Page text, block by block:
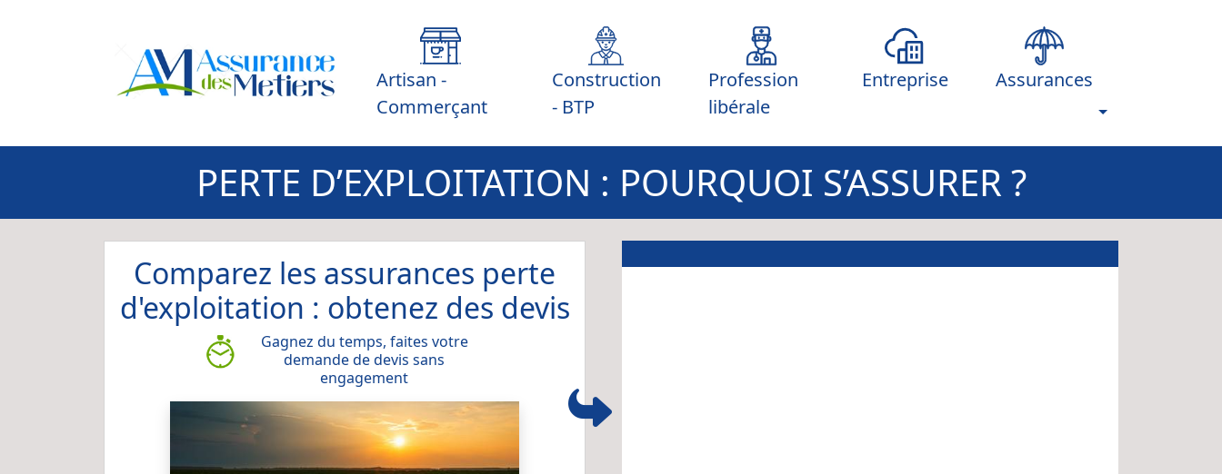
Artisan -
Commerçant
Construction
- BTP
Profession
libérale
Entreprise Assurances
PERTE D’EXPLOITATION : POURQUOI S’ASSURER ?
Comparez les assurances perte
d'exploitation : obtenez des devis
Gagnez du temps, faites votre
demande de devis sans
engagement